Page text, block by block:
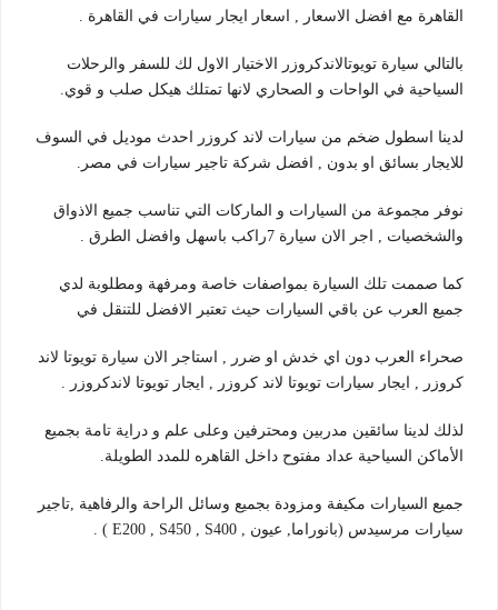
القاهرة مع افضل الاسعار , اسعار ايجار سيارات في القاهرة .
بالتالي سيارة تويوتالاندكروزر الاختيار الاول لك للسفر والرحلات
السياحية في الواحات و الصحاري لانها تمتلك هيكل صلب و قوي.
لدينا اسطول ضخم من سيارات لاند كروزر احدث موديل في السوف
للايجار بسائق او بدون , افضل شركة تاجير سيارات في مصر.
نوفر مجموعة من السيارات و الماركات التي تناسب جميع الاذواق
والشخصيات , اجر الان سيارة 7راكب باسهل وافضل الطرق .
كما صممت تلك السيارة بمواصفات خاصة ومرفهة ومطلوبة لدي
جميع العرب عن باقي السيارات حيث تعتبر الافضل للتنقل في
صحراء العرب دون اي خدش او ضرر , استاجر الان سيارة تويوتا لاند
كروزر , ايجار سيارات تويوتا لاند كروزر , ايجار تويوتا لاندكروزر .
لذلك لدينا سائقين مدربين ومحترفين وعلى علم و دراية تامة بجميع
الأماكن السياحية عداد مفتوح داخل القاهره للمدد الطويلة.
جميع السيارات مكيفة ومزودة بجميع وسائل الراحة والرفاهية ,تاجير
سيارات مرسيدس (بانوراما, عيون , E200 , S450 , S400 ) .